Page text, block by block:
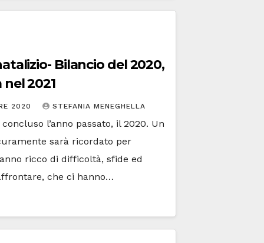
Bilancio del 2020,
2021
2020 STEFANIA MENEGHELLA
l’anno passato, il 2020. Un
sarà ricordato per
ricco di difficoltà, sfide ed
che ci hanno…